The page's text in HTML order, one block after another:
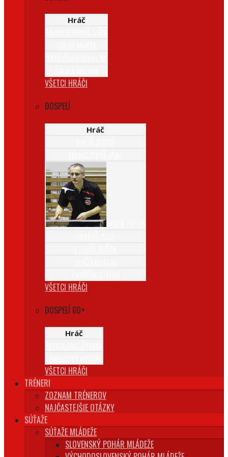
Hráč
VŠETCI HRÁČI
DOSPELÍ
Hráč
VŠETCI HRÁČI
DOSPELÍ 60+
Hráč
VŠETCI HRÁČI
TRÉNERI
ZOZNAM TRÉNEROV
NAJČASTEJŠIE OTÁZKY
SÚŤAŽE
SÚŤAŽE MLÁDEŽE
SLOVENSKÝ POHÁR MLÁDEŽE